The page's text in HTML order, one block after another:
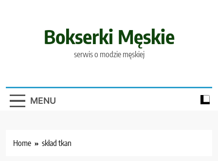
Bokserki Męskie
serwis o modzie męskiej
MENU
Home skład tkan